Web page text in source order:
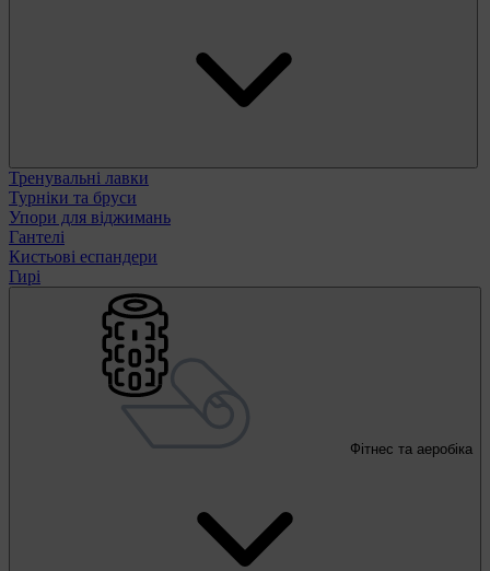
Тренувальні лавки
Турніки та бруси
Упори для віджимань
Гантелі
Кистьові еспандери
Гирі
Фітнес та аеробіка